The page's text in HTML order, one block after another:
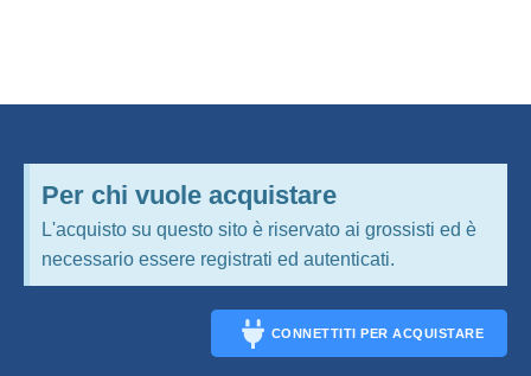
Per chi vuole acquistare
L'acquisto su questo sito è riservato ai grossisti ed è
necessario essere registrati ed autenticati.
CONNETTITI PER ACQUISTARE